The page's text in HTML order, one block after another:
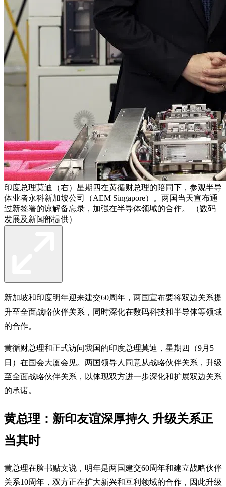
印度总理莫迪（右）星期四在黄循财总理的陪同下，参观半导
体业者永科新加坡公司（AEM Singapore）。两国当天宣布通
过新签署的谅解备忘录，加强在半导体领域的合作。 （数码
发展及新闻部提供）
新加坡和印度明年迎来建交60周年，两国宣布要将双边关系提
升至全面战略伙伴关系，同时深化在数码科技和半导体等领域
的合作。
黄循财总理和正式访问我国的印度总理莫迪，星期四（9月5
日）在国会大厦会见。两国领导人同意从战略伙伴关系，升级
至全面战略伙伴关系，以体现双方进一步深化和扩展双边关系
的承诺。
黄总理：新印友谊深厚持久 升级关系正
当其时
黄总理在脸书贴文说，明年是两国建交60周年和建立战略伙伴
关系10周年，双方正在扩大新兴和互利领域的合作，因此升级